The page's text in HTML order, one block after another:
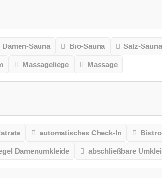
Damen-Sauna Bio-Sauna Salz-Sauna
Massageliege Massage
automatisches Check-In Bistro
Damenumkleide abschließbare